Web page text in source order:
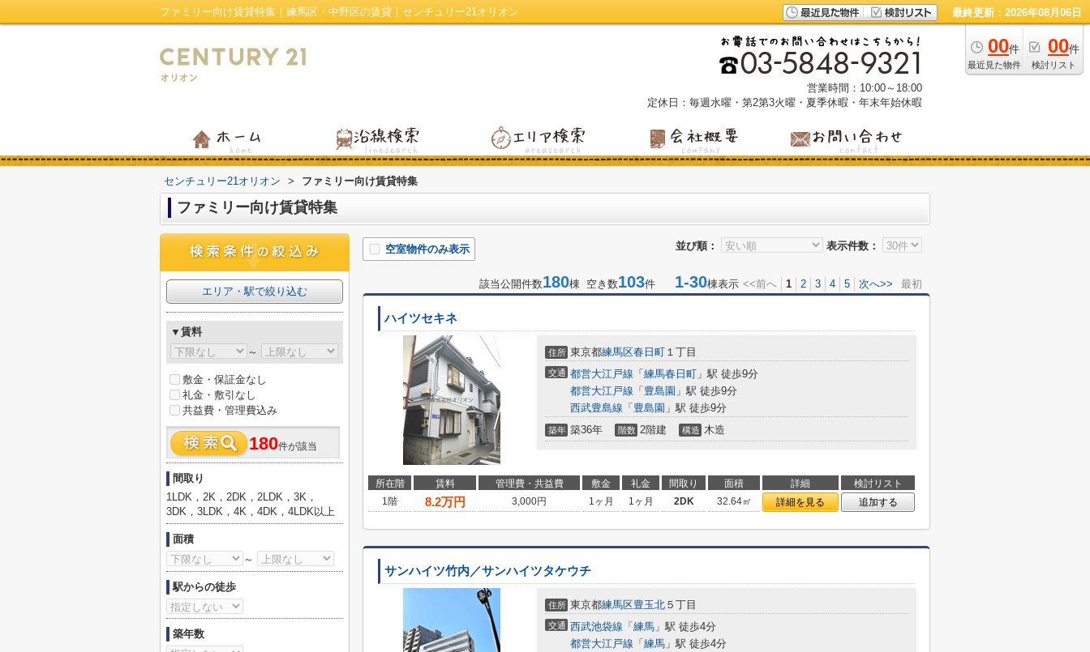
ファミリー向け賃貸特集｜練馬区・中野区の賃貸｜センチュリー21オリオン 最終更新：2026年08月06日
00件
最近見た物件
00件
検討リスト
営業時間：10:00～18:00
定休日：毎週水曜・第2第3火曜・夏季休暇・年末年始休暇
センチュリー21オリオン > ファミリー向け賃貸特集
ファミリー向け賃貸特集
並び順： 表示件数：
空室物件のみ表示
該当公開件数180棟 空き数103件 1-30棟表示 <<前へ 1 2 3 4 5 次へ>> 最初
ハイツセキネ
住所 東京都練馬区春日町 １丁目
交通 都営大江戸線 「 練馬春日町 」駅 徒歩9分
都営大江戸線 「 豊島園 」駅 徒歩9分
西武豊島線 「 豊島園 」駅 徒歩9分
築年 築36年 階数 2階建 構造 木造
所在階 賃料 管理費・共益費 敷金 礼金 間取り 面積 詳細
検討リスト
1階
8.2万円 3,000円 1ヶ月 1ヶ月 2DK 32.64㎡ 詳細を見る 追加する
サンハイツ竹内／サンハイツタケウチ
住所 東京都練馬区豊玉北 ５丁目
交通 西武池袋線 「 練馬 」駅 徒歩4分
都営大江戸線 「 練馬 」駅 徒歩4分
エリア・駅で絞り込む
▼賃料
～
敷金・保証金なし
礼金・敷引なし
共益費・管理費込み
180件が該当
間取り
1LDK，2K，2DK，2LDK，3K，
3DK，3LDK，4K，4DK，4LDK以上
面積
～
駅からの徒歩
築年数